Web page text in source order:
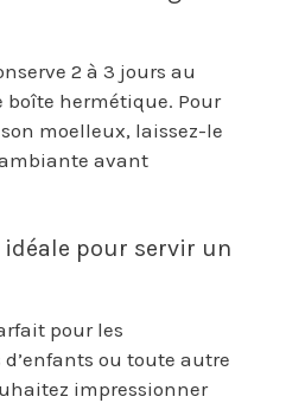
2 à 3 jours au
hermétique. Pour
moelleux, laissez-le
avant
idéale pour servir un
pour les
ou toute autre
impressionner